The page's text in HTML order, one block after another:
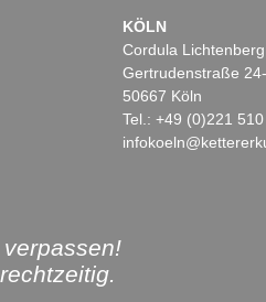
KÖLN
Cordula Lichtenberg
Gertrudenstraße
50667 Köln
Tel.: +49 (0)221